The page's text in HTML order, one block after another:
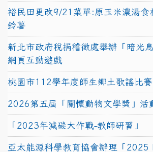
裕民田更改9/21菜單:原玉米濃湯食
鈴薯
新北市政府稅捐稽徵處舉辦「暗光
網頁互動遊戲
桃園市112學年度師生鄉土歌謠比
2026第五屆「關懷動物文學獎」活
「2023年減碳大作戰-教師研習」
亞太能源科學教育協會辦理「2025